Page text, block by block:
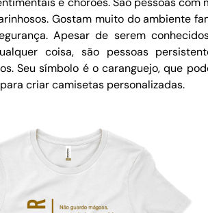
Gostam muito do ambiente
Apesar de serem
coisa, são pessoas
Seu símbolo é o caranguejo, que
criar camisetas personalizadas.